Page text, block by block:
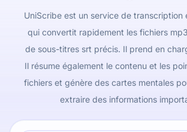
UniScribe est un service de transcription
qui convertit rapidement les fichiers
de sous-titres srt précis. Il prend en
Il résume également le contenu et les
fichiers et génère des cartes mentales
extraire des informations